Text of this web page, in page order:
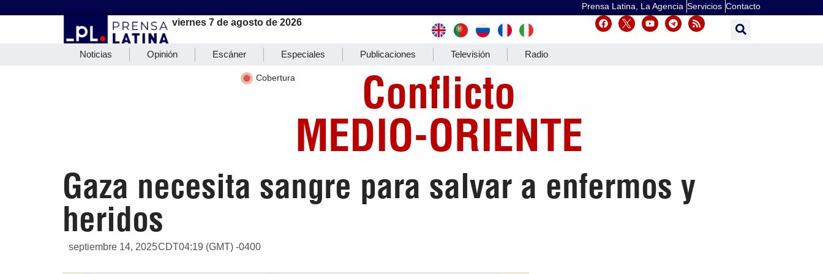
Prensa Latina, La Agencia Servicios Contacto
viernes 7 de agosto de 2026
Noticias Opinión Escáner Especiales Publicaciones Televisión Radio
Cobertura
Conflicto
MEDIO-ORIENTE
Gaza necesita sangre para salvar a enfermos y
heridos
septiembre 14, 2025CDT04:19 (GMT) -0400